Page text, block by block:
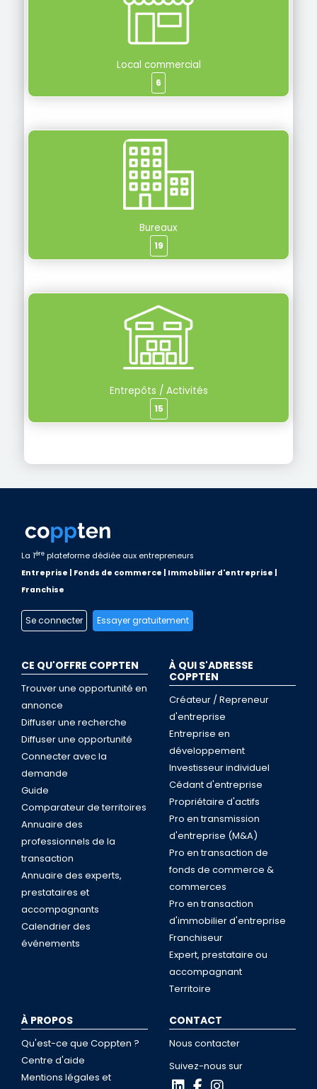
Local commercial
6
Bureaux
19
Entrepôts / Activités
15
La 1ère plateforme dédiée aux entrepreneurs
Entreprise | Fonds de commerce | Immobilier d'entreprise |
Franchise
Se connecter Essayer gratuitement
CE QU'OFFRE COPPTEN
Trouver une opportunité en
annonce
Diffuser une recherche
Diffuser une opportunité
Connecter avec la
demande
Guide
Comparateur de territoires
Annuaire des
professionnels de la
transaction
Annuaire des experts,
prestataires et
accompagnants
Calendrier des
événements
À QUI S'ADRESSE
COPPTEN
Créateur / Repreneur
d'entreprise
Entreprise en
développement
Investisseur individuel
Cédant d'entreprise
Propriétaire d'actifs
Pro en transmission
d'entreprise (M&A)
Pro en transaction de
fonds de commerce &
commerces
Pro en transaction
d'immobilier d'entreprise
Franchiseur
Expert, prestataire ou
accompagnant
Territoire
À PROPOS
Qu'est-ce que Coppten ?
Centre d'aide
Mentions légales et
CONTACT
Nous contacter
Suivez-nous sur